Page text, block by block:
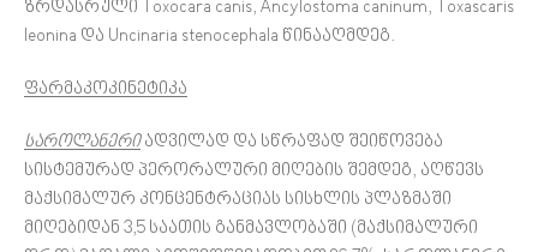
ზრდასრული Toxocara canis, Ancylostoma caninum, Toxascaris
leonina და Uncinaria stenocephala წინააღმდეგ.
ფარმაკოკინეტიკა
საროლანერიადვილად და სწრაფად შეიწოვება
სისტემურად პერორალური მიღების შემდეგ, აღწევს
მაქსიმალურ კონცენტრაციას სისხლის პლაზმაში
მიღებიდან 3,5 საათის განმავლობაში (მაქსიმალური